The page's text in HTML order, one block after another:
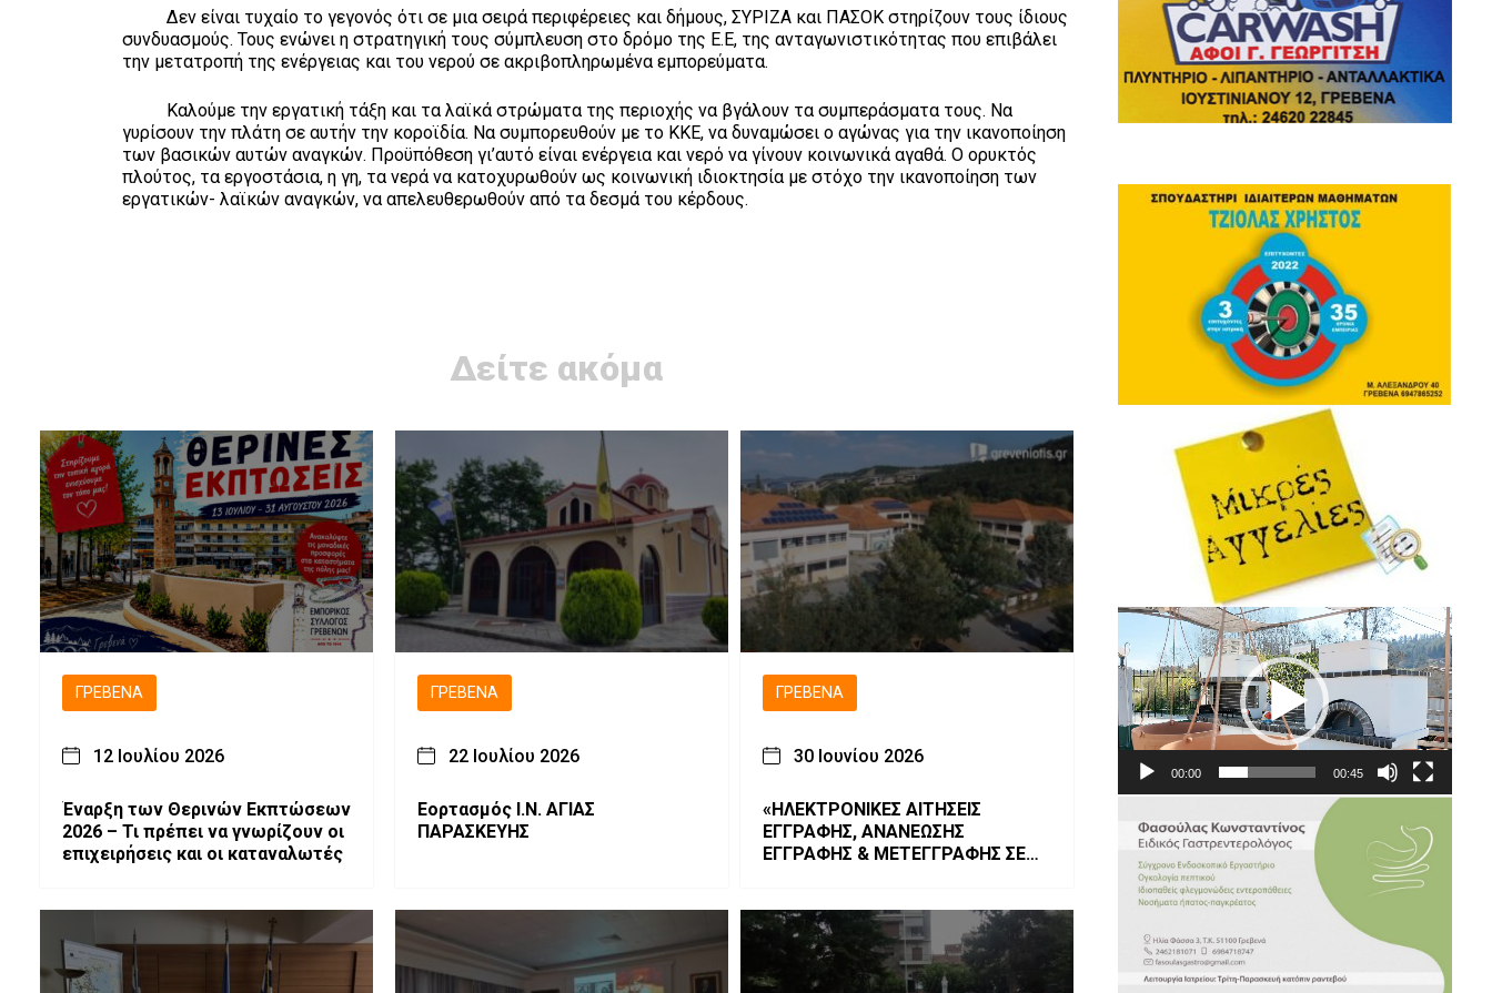
Δεν είναι τυχαίο το γεγονός ότι σε μια σειρά περιφέρειες και δήμους, ΣΥΡΙΖΑ και ΠΑΣΟΚ στηρίζουν τους ίδιους
συνδυασμούς. Τους ενώνει η στρατηγική τους σύμπλευση στο δρόμο της Ε.Ε, της ανταγωνιστικότητας που επιβάλει
την μετατροπή της ενέργειας και του νερού σε ακριβοπληρωμένα εμπορεύματα.
Καλούμε την εργατική τάξη και τα λαϊκά στρώματα της περιοχής να βγάλουν τα συμπεράσματα τους. Να
γυρίσουν την πλάτη σε αυτήν την κοροϊδία. Να συμπορευθούν με το ΚΚΕ, να δυναμώσει ο αγώνας για την ικανοποίηση
των βασικών αυτών αναγκών. Προϋπόθεση γι’αυτό είναι ενέργεια και νερό να γίνουν κοινωνικά αγαθά. Ο ορυκτός
πλούτος, τα εργοστάσια, η γη, τα νερά να κατοχυρωθούν ως κοινωνική ιδιοκτησία με στόχο την ικανοποίηση των
εργατικών- λαϊκών αναγκών, να απελευθερωθούν από τα δεσμά του κέρδους.
Δείτε ακόμα
ΓΡΕΒΕΝΆ
12 Ιουλίου 2026
Έναρξη των Θερινών Εκπτώσεων
2026 – Τι πρέπει να γνωρίζουν οι
επιχειρήσεις και οι καταναλωτές
ΓΡΕΒΕΝΆ
22 Ιουλίου 2026
Εορτασμός Ι.Ν. ΑΓΙΑΣ
ΠΑΡΑΣΚΕΥΗΣ
ΓΡΕΒΕΝΆ
30 Ιουνίου 2026
«ΗΛΕΚΤΡΟΝΙΚΕΣ ΑΙΤΗΣΕΙΣ
ΕΓΓΡΑΦΗΣ, ΑΝΑΝΕΩΣΗΣ
ΕΓΓΡΑΦΗΣ & ΜΕΤΕΓΓΡΑΦΗΣ ΣΕ
Πρόγραμμα
Αναπαραγωγής
Βίντεο
00:00 00:45